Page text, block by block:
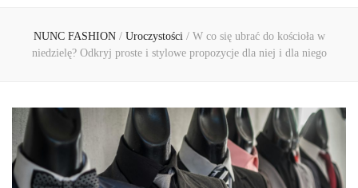
NUNC FASHION / Uroczystości / W co się ubrać do kościoła w
niedzielę? Odkryj proste i stylowe propozycje dla niej i dla niego